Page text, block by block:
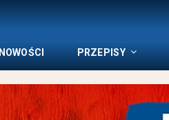
NOWOŚCI PRZEPISY